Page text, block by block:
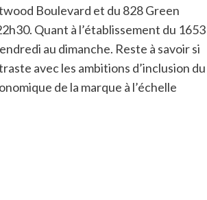
Boulevard et du 828 Green
Quant à l’établissement du 1653
au dimanche. Reste à savoir si
avec les ambitions d’inclusion du
de la marque à l’échelle